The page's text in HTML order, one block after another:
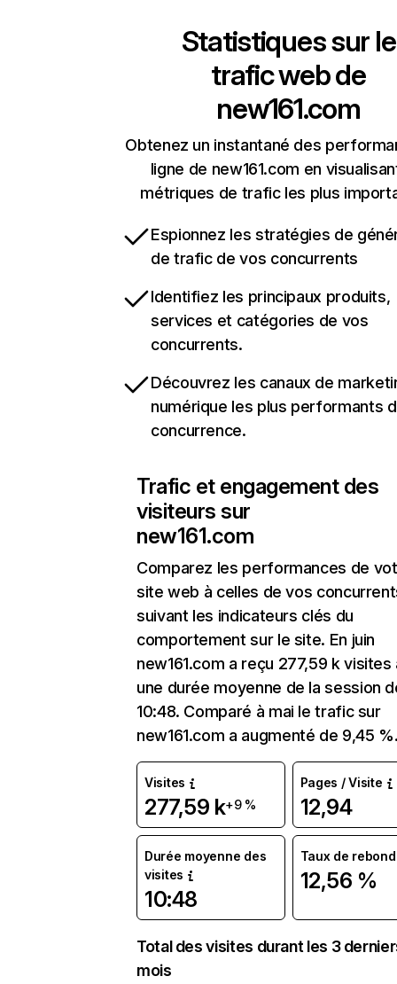
Statistiques sur le
trafic web de
new161.com
Obtenez un instantané des
ligne de new161.com en
métriques de trafic les plus
Espionnez les stratégies de
de trafic de vos concurrents
Identifiez les principaux produits,
services et catégories de vos
concurrents.
Découvrez les canaux de
numérique les plus performants
concurrence.
Trafic et engagement des
visiteurs sur
new161.com
Comparez les performances de
site web à celles de vos
suivant les indicateurs clés du
comportement sur le site. En juin
new161.com a reçu 277,59 k visites
une durée moyenne de la session
10:48. Comparé à mai le trafic sur
new161.com a augmenté de 9,45
Visites
277,59 k+9 %
Pages / Visite
12,94
Durée moyenne des
visites
10:48
Taux de rebond
12,56 %
Total des visites durant les 3
mois